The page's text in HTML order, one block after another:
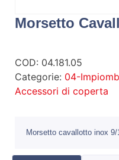
Morsetto
COD: 04.181.05
Categorie: 04-
Accessori di coperta
Morsetto cavallotto inox 9/